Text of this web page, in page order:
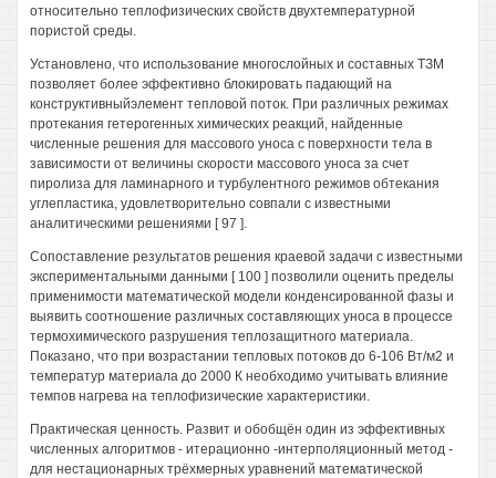
относительно теплофизических свойств двухтемпературной
пористой среды.
Установлено, что использование многослойных и составных ТЗМ
позволяет более эффективно блокировать падающий на
конструктивныйэлемент тепловой поток. При различных режимах
протекания гетерогенных химических реакций, найденные
численные решения для массового уноса с поверхности тела в
зависимости от величины скорости массового уноса за счет
пиролиза для ламинарного и турбулентного режимов обтекания
углепластика, удовлетворительно совпали с известными
аналитическими решениями [ 97 ].
Сопоставление результатов решения краевой задачи с известными
экспериментальными данными [ 100 ] позволили оценить пределы
применимости математической модели конденсированной фазы и
выявить соотношение различных составляющих уноса в процессе
термохимического разрушения теплозащитного материала.
Показано, что при возрастании тепловых потоков до 6-106 Вт/м2 и
температур материала до 2000 К необходимо учитывать влияние
темпов нагрева на теплофизические характеристики.
Практическая ценность. Развит и обобщён один из эффективных
численных алгоритмов - итерационно -интерполяционный метод -
для нестационарных трёхмерных уравнений математической